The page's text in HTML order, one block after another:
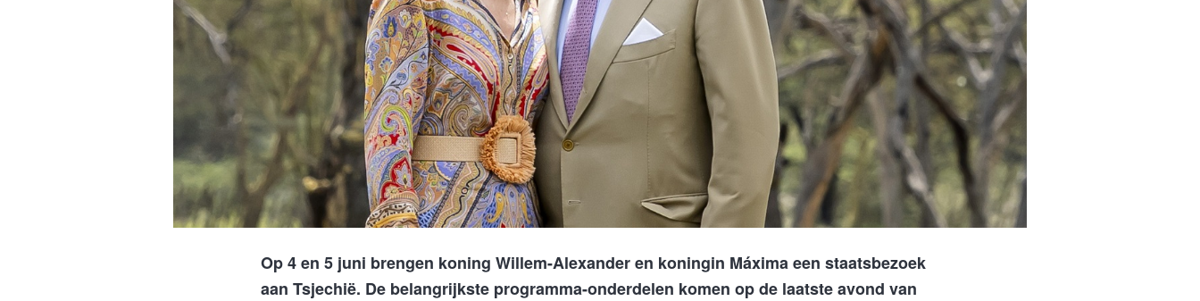
Op 4 en 5 juni brengen koning Willem-Alexander en koningin Máxima een staatsbezoek
aan Tsjechië. De belangrijkste programma-onderdelen komen op de laatste avond van